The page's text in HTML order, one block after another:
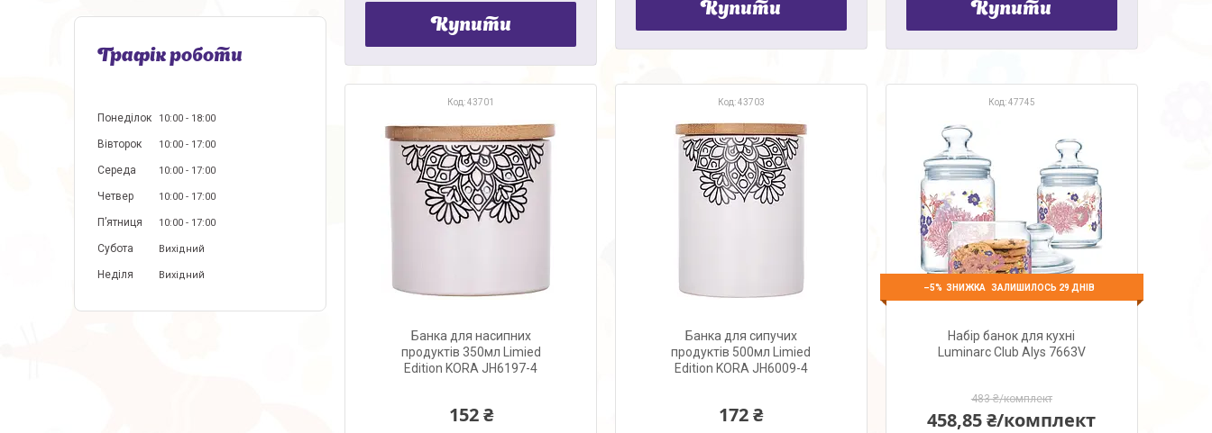
Купити
Купити Купити
43701
Банка для насипних
продуктів 350мл Limied
Edition KORA JH6197-4
152 ₴
43703
Банка для сипучих
продуктів 500мл Limied
Edition KORA JH6009-4
172 ₴
47745
–5% ЗАЛИШИЛОСЬ 29 ДНІВ
Набір банок для кухні
Luminarc Club Alys 7663V
483 ₴/комплект
458,85 ₴/комплект
Графік роботи
Понеділок 10:00 18:00
Вівторок 10:00 17:00
Середа 10:00 17:00
Четвер 10:00 17:00
Пʼятниця 10:00 17:00
Субота Вихідний
Неділя Вихідний